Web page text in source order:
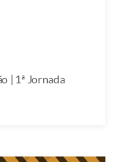
| 1ª Jornada